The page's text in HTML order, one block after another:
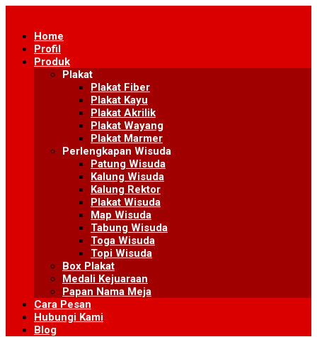
contentHome
Profil
Produk
Plakat
Plakat Fiber
Plakat Kayu
Plakat Akrilik
Plakat Wayang
Plakat Marmer
Perlengkapan Wisuda
Patung Wisuda
Kalung Wisuda
Kalung Rektor
Plakat Wisuda
Map Wisuda
Tabung Wisuda
Toga Wisuda
Topi Wisuda
Box Plakat
Medali Kejuaraan
Papan Nama Meja
Cara Pesan
Hubungi Kami
Blog